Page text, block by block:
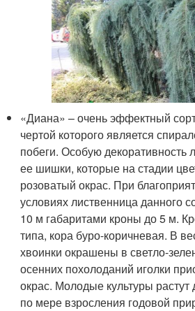
«Диана» – очень эффектный
чертой которого является
побеги. Особую декоративность
ее шишки, которые на стадии
розоватый окрас. При
условиях лиственница данного
10 м габаритами кроны до 5 м.
типа, кора буро-коричневая. В
хвоинки окрашены в светло-
осенних похолоданий иголки
окрас. Молодые культуры
по мере взросления годовой